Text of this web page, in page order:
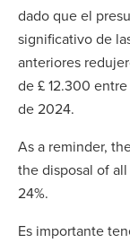
dado que el
significativo de
anteriores
de £ 12.300
de 2024.
As a reminder,
the disposal of
24%.
Es importante